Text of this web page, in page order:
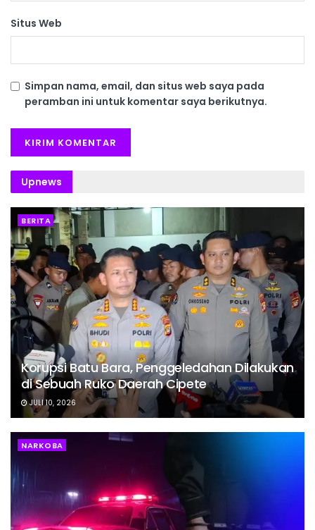
Situs Web
Simpan nama, email, dan situs web saya pada
peramban ini untuk komentar saya berikutnya.
Upnews
BERITA
Korupsi Batu Bara, Penggeledahan Dilakukan
di Sebuah Ruko Daerah Cipete
JULI 10, 2026
NARKOBA